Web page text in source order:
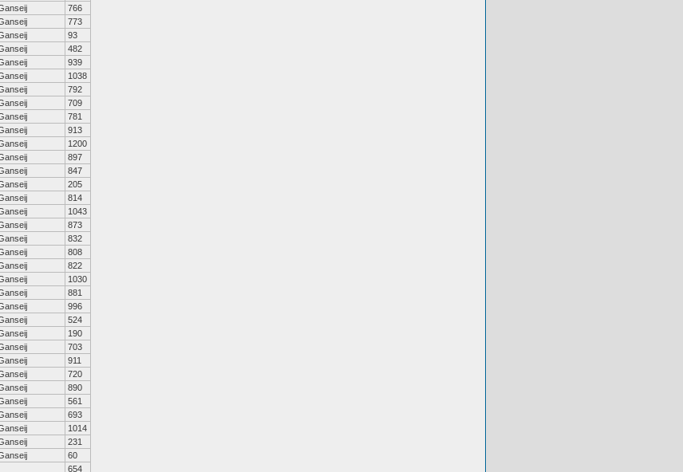
766
773
93
482
939
1038
792
709
781
913
1200
897
847
205
814
1043
873
832
808
822
1030
881
996
524
190
703
911
720
890
561
693
1014
231
60
654